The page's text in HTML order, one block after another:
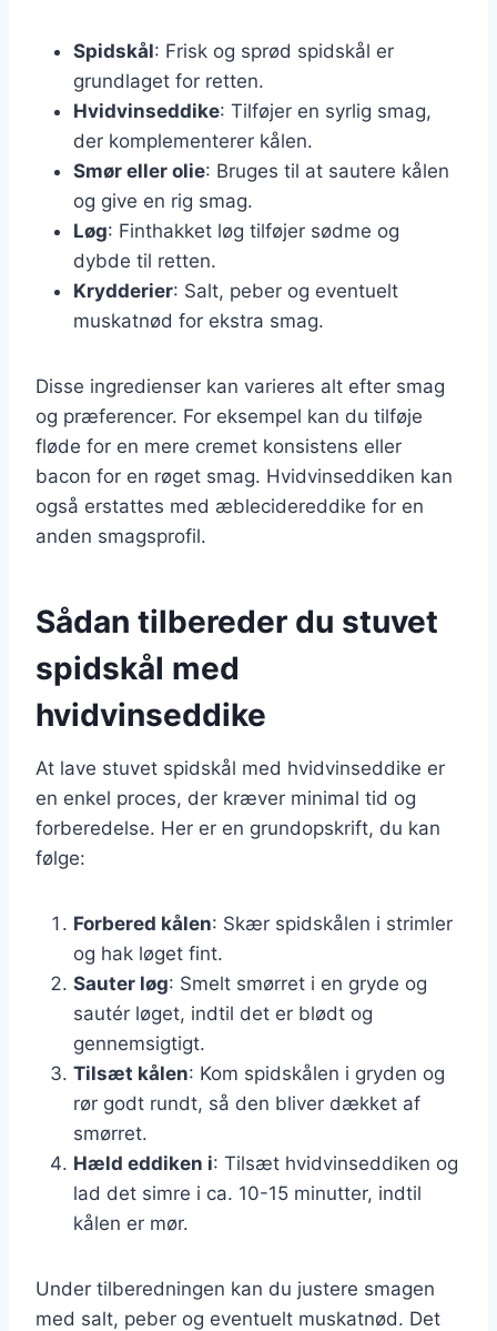
Spidskål: Frisk og sprød spidskål er
grundlaget for retten.
Hvidvinseddike: Tilføjer en syrlig smag,
der komplementerer kålen.
Smør eller olie: Bruges til at sautere kålen
og give en rig smag.
Løg: Finthakket løg tilføjer sødme og
dybde til retten.
Krydderier: Salt, peber og eventuelt
muskatnød for ekstra smag.
Disse ingredienser kan varieres alt efter smag
og præferencer. For eksempel kan du tilføje
fløde for en mere cremet konsistens eller
bacon for en røget smag. Hvidvinseddiken kan
også erstattes med æblecidereddike for en
anden smagsprofil.
Sådan tilbereder du stuvet
spidskål med
hvidvinseddike
At lave stuvet spidskål med hvidvinseddike er
en enkel proces, der kræver minimal tid og
forberedelse. Her er en grundopskrift, du kan
følge:
Forbered kålen: Skær spidskålen i strimler
og hak løget fint.
Sauter løg: Smelt smørret i en gryde og
sautér løget, indtil det er blødt og
gennemsigtigt.
Tilsæt kålen: Kom spidskålen i gryden og
rør godt rundt, så den bliver dækket af
smørret.
Hæld eddiken i: Tilsæt hvidvinseddiken og
lad det simre i ca. 10-15 minutter, indtil
kålen er mør.
Under tilberedningen kan du justere smagen
med salt, peber og eventuelt muskatnød. Det